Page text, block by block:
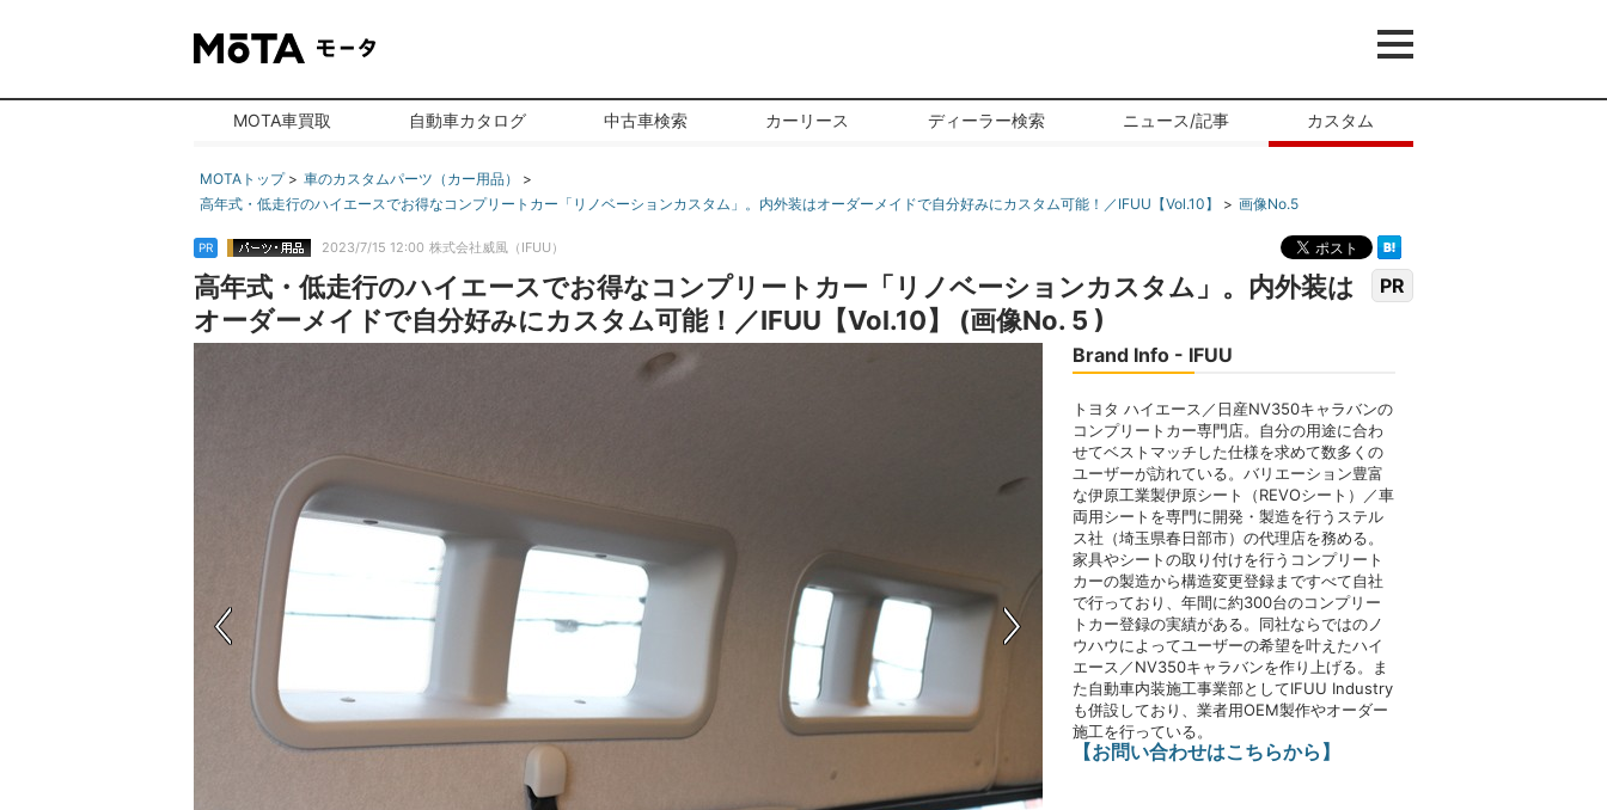
MOTA車買取 自動車カタログ 中古車検索 カーリース ディーラー検索 ニュース/記事 カスタム
MOTAトップ
車のカスタムパーツ（カー用品）
高年式・低走行のハイエースでお得なコンプリートカー「リノベーションカスタム」。内外装はオーダーメイドで自分好みにカスタム可能！／IFUU【Vol.10】
画像No.5
PR 2023/7/15 12:00 株式会社威風（IFUU）
PR
高年式・低走行のハイエースでお得なコンプリートカー「リノベーションカスタム」。内外装は
オーダーメイドで自分好みにカスタム可能！／IFUU【Vol.10】 (画像No. 5 )
Brand Info - IFUU
トヨタ ハイエース／日産NV350キャラバンの
コンプリートカー専門店。自分の用途に合わ
せてベストマッチした仕様を求めて数多くの
ユーザーが訪れている。バリエーション豊富
な伊原工業製伊原シート（REVOシート）／車
両用シートを専門に開発・製造を行うステル
ス社（埼玉県春日部市）の代理店を務める。
家具やシートの取り付けを行うコンプリート
カーの製造から構造変更登録まですべて自社
で行っており、年間に約300台のコンプリー
トカー登録の実績がある。同社ならではのノ
ウハウによってユーザーの希望を叶えたハイ
エース／NV350キャラバンを作り上げる。ま
た自動車内装施工事業部としてIFUU Industry
も併設しており、業者用OEM製作やオーダー
施工を行っている。
【お問い合わせはこちらから】